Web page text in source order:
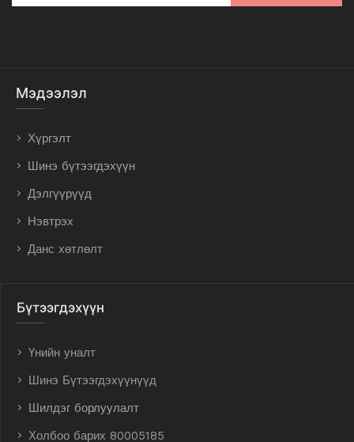
Мэдээлэл
Хүргэлт
Шинэ бүтээгдэхүүн
Дэлгүүрүүд
Нэвтрэх
Данс хөтлөлт
Бүтээгдэхүүн
Үнийн уналт
Шинэ Бүтээгдэхүүнүүд
Шилдэг борлуулалт
Холбоо барих 80005185